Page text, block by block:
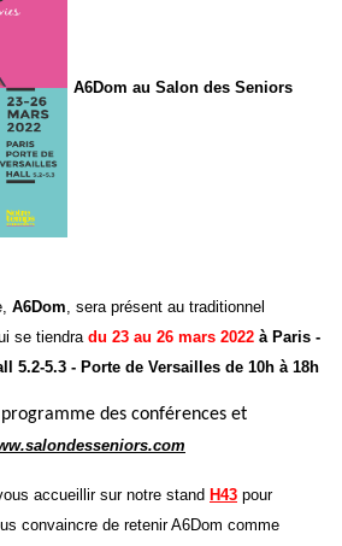
A6Dom au Salon des Seniors
A6Dom, sera présent au traditionnel
se tiendradu 23 au 26 mars 2022 à Paris -
5.2-5.3 - Porte de Versailles de 10h à 18h
des conférences et
accueillir sur notre stand H43 pour
convaincre de retenir A6Dom comme